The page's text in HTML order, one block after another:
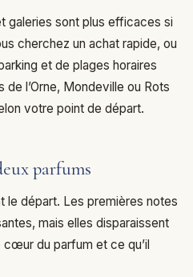
galeries sont plus efficaces si
cherchez un achat rapide, ou
et de plages horaires
l’Orne, Mondeville ou Rots
votre point de départ.
parfums
le départ. Les premières notes
mais elles disparaissent
du parfum et ce qu’il